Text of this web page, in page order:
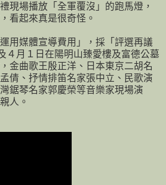
現場播放「全軍覆沒」的跑馬燈，
看起來真是很奇怪。
用媒體宣導費用」，採「評選再議
４月１日在陽明山臻愛樓及富德公墓
金曲歌王殷正洋、日本東京二胡名
倩、抒情排笛名家張中立、民歌演
鋸琴名家郭慶榮等音樂家現場演
人。